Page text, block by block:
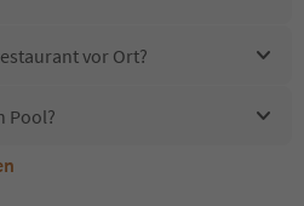
vor Ort?
Pool?
Residence Castel
Castel?
einen Südtirol